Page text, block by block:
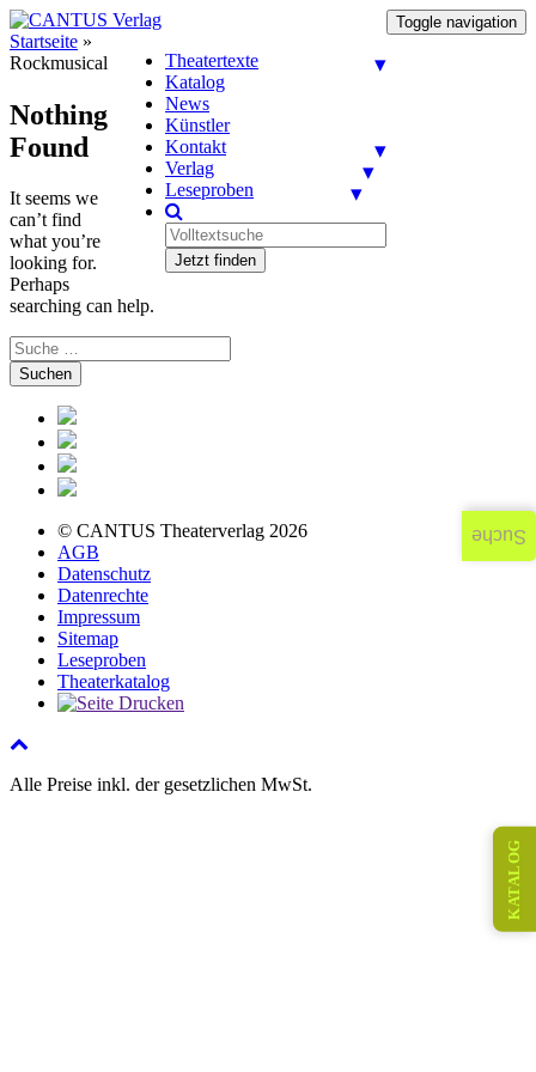
Toggle navigation
Theatertexte
Katalog
News
Künstler
Kontakt
Verlag
Leseproben
Jetzt finden
Startseite »
Rockmusical
Nothing
Found
It seems we
can’t find
what you’re
looking for.
Perhaps
searching can help.
Suchen
© CANTUS Theaterverlag 2026
AGB
Datenschutz
Datenrechte
Impressum
Sitemap
Leseproben
Theaterkatalog
Alle Preise inkl. der gesetzlichen MwSt.
KATALOG
Suche